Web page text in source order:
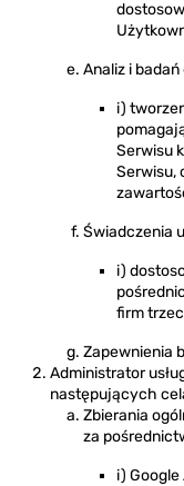
Analiz i
i)
Serwisu
Serwisu,
Świadczenia
i)
firm
Zapewnienia
Administrator
następujących
Zbierania
za
i)